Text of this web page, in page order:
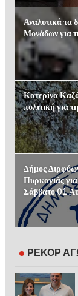
Αναλυτικά τα
Μονάδων για
Κατερίνα
πολιτική για
Δήμος
Πυρκαγιάς
Σάββατο 01
ΡΕΚΟΡ